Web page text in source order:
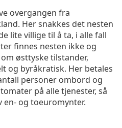
overgangen fra
Her snakkes det nesten
lite villige til å ta, i alle fall
finnes nesten ikke og
østtyske tilstander,
og byråkratisk. Her betales
personer ombord og
på alle tjenester, så
og toeuromynter.